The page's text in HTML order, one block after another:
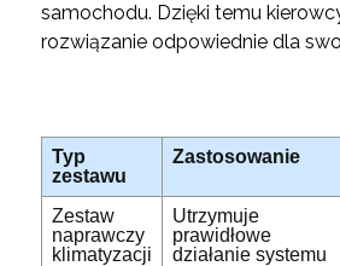
samochodu. Dzięki temu
rozwiązanie odpowiednie dla
Typ
zestawu
Zastosowanie
Zestaw
naprawczy
klimatyzacji
Utrzymuje
prawidłowe
działanie systemu